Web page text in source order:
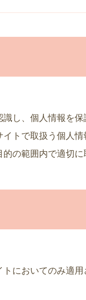
し、個人情報を
トで取扱う個人
の範囲内で適切に
においてのみ適用